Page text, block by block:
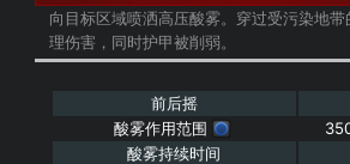
向目标区域喷洒高压酸雾。穿过受污染地
理伤害，同时护甲被削弱。
前后摇
酸雾作用范围
酸雾持续时间